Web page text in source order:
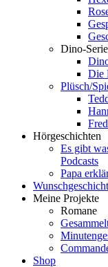
Dino-
Die
Plüsch/
Hörgeschichten
Es gibt
Podcasts
Papa
Meine Projekte
Romane
Shop